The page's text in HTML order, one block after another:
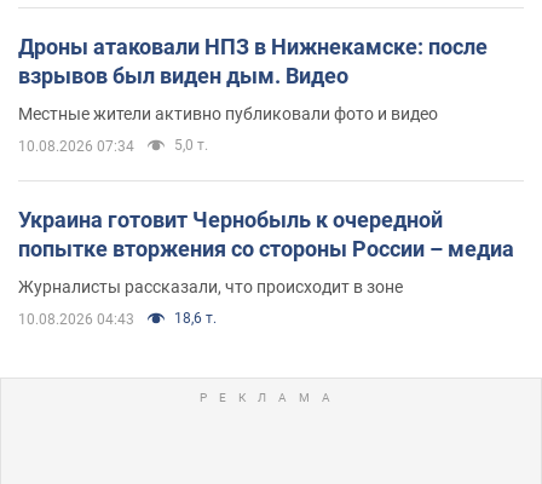
Дроны атаковали НПЗ в Нижнекамске: после
взрывов был виден дым. Видео
Местные жители активно публиковали фото и видео
10.08.2026 07:34 5,0 т.
Украина готовит Чернобыль к очередной
попытке вторжения со стороны России – медиа
Журналисты рассказали, что происходит в зоне
10.08.2026 04:43 18,6 т.